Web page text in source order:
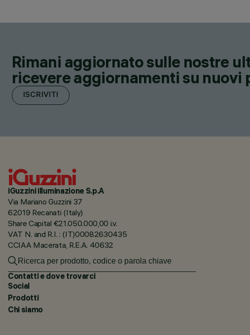
Rimani aggiornato sulle nostre
ricevere aggiornamenti su
ISCRIVITI
iGuzzini illuminazione S.p.A
Via Mariano Guzzini 37
62019 Recanati (Italy)
Share Capital €21.050.000,00 i.v.
VAT N. and R.I. : (IT)00082630435
CCIAA Macerata, R.E.A. 40632
Contatti e dove trovarci
Social
Prodotti
Chi siamo